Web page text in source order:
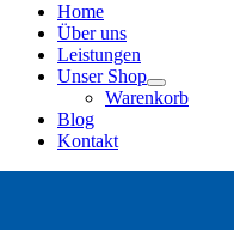
Home
Über uns
Leistungen
Unser Shop
Warenkorb
Blog
Kontakt